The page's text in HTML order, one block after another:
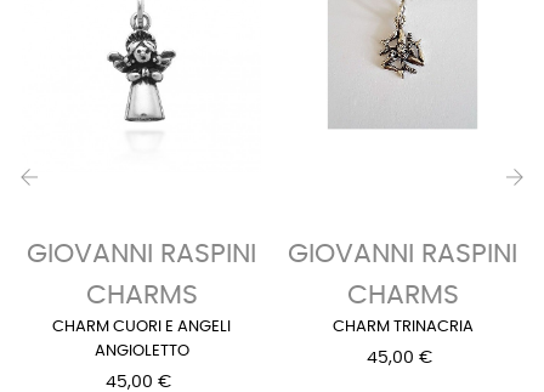
GIOVANNI RASPINI
CHARMS
CHARM CUORI E ANGELI
ANGIOLETTO
45,00 €
GIOVANNI RASPINI
CHARMS
CHARM TRINACRIA
45,00 €